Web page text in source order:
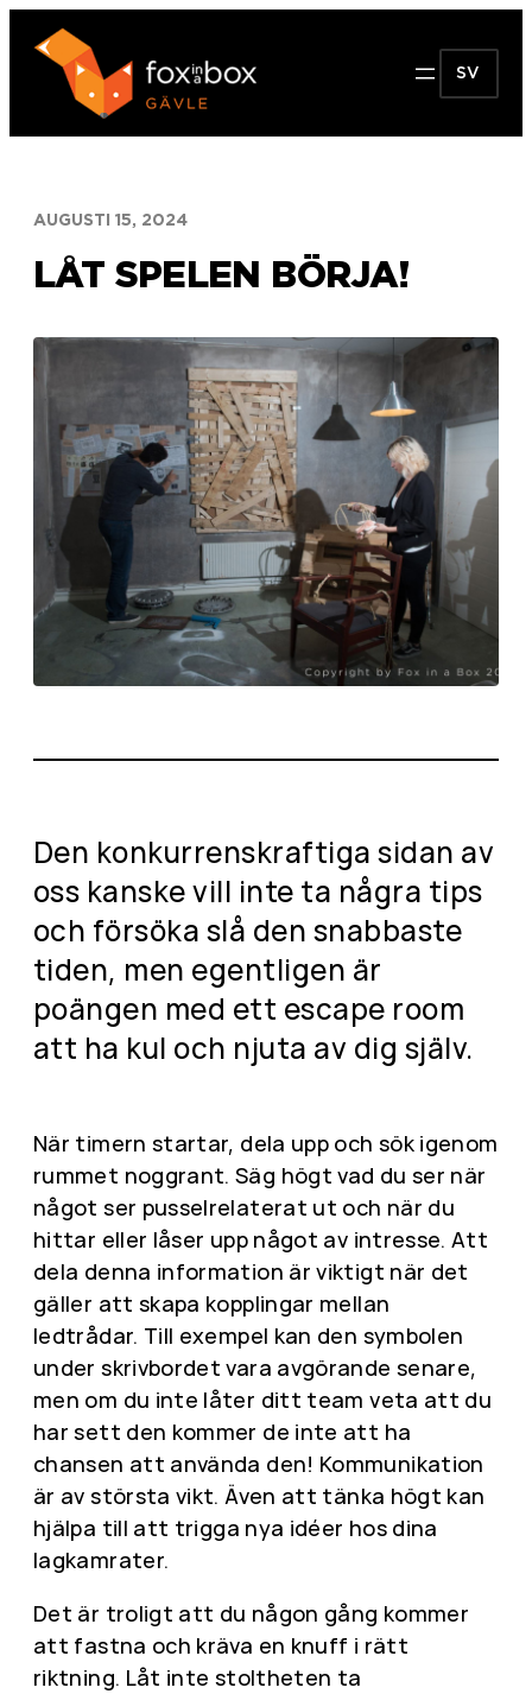
Hoppa
innehåll
SV
AUGUSTI 15, 2024
LÅT SPELEN BÖRJA!
Den konkurrenskraftiga sidan av
oss kanske vill inte ta några tips
och försöka slå den snabbaste
tiden, men egentligen är
poängen med ett escape room
att ha kul och njuta av dig själv.
När timern startar, dela upp och sök igenom
rummet noggrant. Säg högt vad du ser när
något ser pusselrelaterat ut och när du
hittar eller låser upp något av intresse. Att
dela denna information är viktigt när det
gäller att skapa kopplingar mellan
ledtrådar. Till exempel kan den symbolen
under skrivbordet vara avgörande senare,
men om du inte låter ditt team veta att du
har sett den kommer de inte att ha
chansen att använda den! Kommunikation
är av största vikt. Även att tänka högt kan
hjälpa till att trigga nya idéer hos dina
lagkamrater.
Det är troligt att du någon gång kommer
att fastna och kräva en knuff i rätt
riktning. Låt inte stoltheten ta